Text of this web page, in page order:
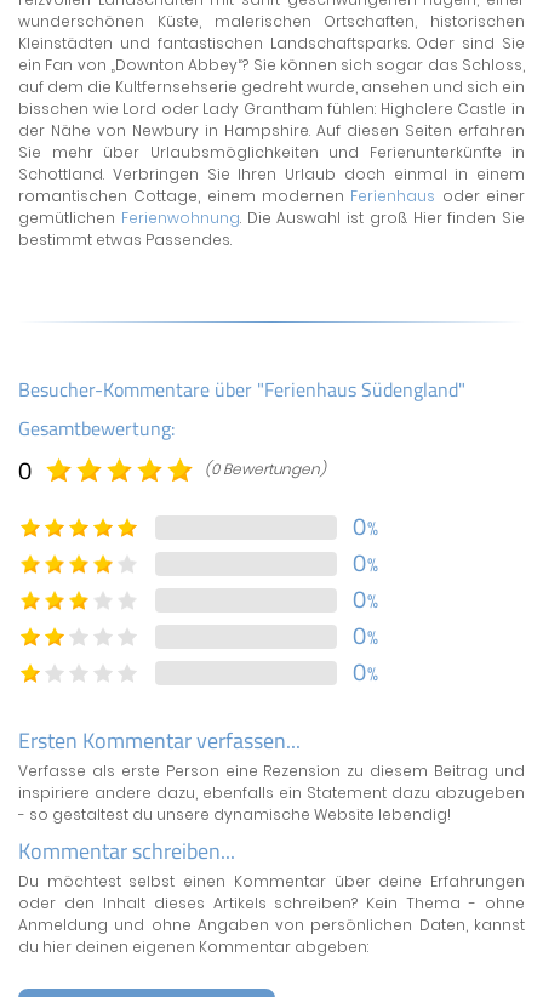
wunderschönen Küste, malerischen Ortschaften, historischen
Kleinstädten und fantastischen Landschaftsparks. Oder sind Sie
ein Fan von „Downton Abbey“? Sie können sich sogar das Schloss,
auf dem die Kultfernsehserie gedreht wurde, ansehen und sich ein
bisschen wie Lord oder Lady Grantham fühlen: Highclere Castle in
der Nähe von Newbury in Hampshire. Auf diesen Seiten erfahren
Sie mehr über Urlaubsmöglichkeiten und Ferienunterkünfte in
Schottland. Verbringen Sie Ihren Urlaub doch einmal in einem
romantischen Cottage, einem modernen Ferienhaus oder einer
gemütlichen Ferienwohnung. Die Auswahl ist groß. Hier finden Sie
bestimmt etwas Passendes.
Besucher-Kommentare über "Ferienhaus Südengland"
Gesamtbewertung:
0 (0 Bewertungen)
0%
0%
0%
0%
0%
Ersten Kommentar verfassen...
Verfasse als erste Person eine Rezension zu diesem Beitrag und
inspiriere andere dazu, ebenfalls ein Statement dazu abzugeben
- so gestaltest du unsere dynamische Website lebendig!
Kommentar schreiben...
Du möchtest selbst einen Kommentar über deine Erfahrungen
oder den Inhalt dieses Artikels schreiben? Kein Thema - ohne
Anmeldung und ohne Angaben von persönlichen Daten, kannst
du hier deinen eigenen Kommentar abgeben: